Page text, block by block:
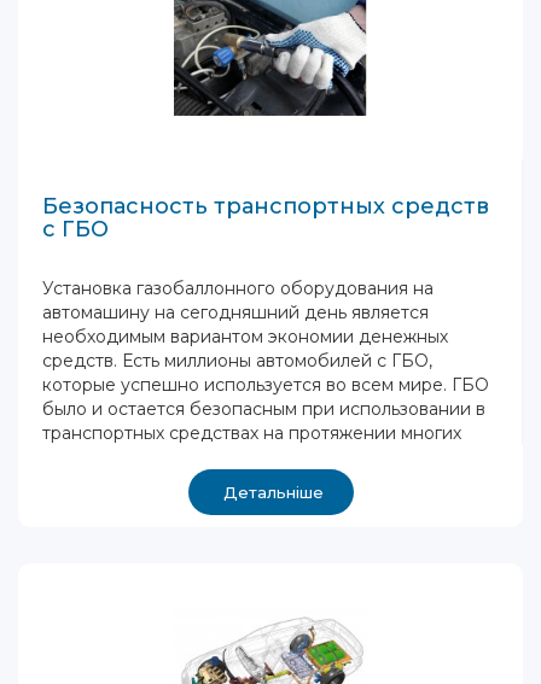
Безопасность транспортных средств
с ГБО
Установка газобаллонного оборудования на
автомашину на сегодняшний день является
необходимым вариантом экономии денежных
средств. Есть миллионы автомобилей c ГБО,
которые успешно используется во всем мире. ГБО
было и остается безопасным при использовании в
транспортных средствах на протяжении многих
Детальніше